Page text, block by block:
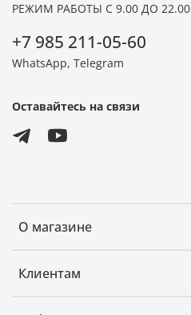
О магазине
Клиентам
РЕЖИМ РАБОТЫ С 9.00 ДО 22.00
+7 985 211-05-60
WhatsApp, Telegram
Оставайтесь на связи